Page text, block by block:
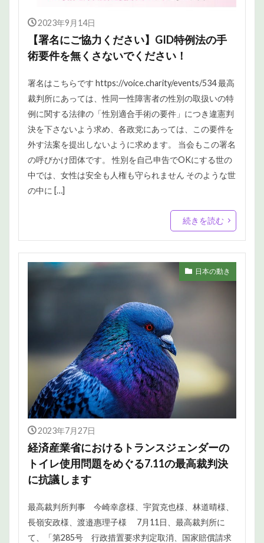
2023年9月14日
【署名にご協力ください】GID特例法の手
術要件を無くさないでください！
署名はこちらです https://voice.charity/events/534 最高
裁判所にあっては、性同一性障害者の性別の取扱いの特
例に関する法律の「性別適合手術の要件」につき違憲判
決を下さないよう求め、各政党にあっては、この要件を
外す法案を提出しないように求めます。 当会もこの署名
の呼びかけ団体です。 性別を自己申告でOKにする世の
中では、女性は安全も人権も守られません そのような世
の中に […]
続きを読む
日本の動き
2023年7月27日
経済産業省におけるトランスジェンダーの
トイレ使用問題をめぐる7.11の最高裁判決
に抗議します
最高裁判所判事 今崎幸彦様、宇賀克也様、林道晴様、
長嶺安政様、渡邉惠理子様 7月11日、最高裁判所に
て、「第285号 行政措置要求判定取消、国家賠償請求